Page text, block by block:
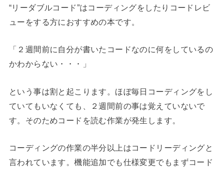
“リーダブルコード”はコーディングをしたりコードレビ
ューをする方におすすめの本です。
「２週間前に自分が書いたコードなのに何をしているの
かわからない・・・」
という事は割と起こります。ほぼ毎日コーディングをし
ていてもいなくても、２週間前の事は覚えていないで
す。そのためコードを読む作業が発生します。
コーディングの作業の半分以上はコードリーディングと
言われています。機能追加でも仕様変更でもまずコード